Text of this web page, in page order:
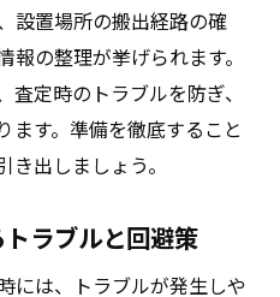
設置場所の搬出経路の確
の整理が挙げられます。
定時のトラブルを防ぎ、
ます。準備を徹底すること
出しましょう。
ラブルと回避策
には、トラブルが発生しや